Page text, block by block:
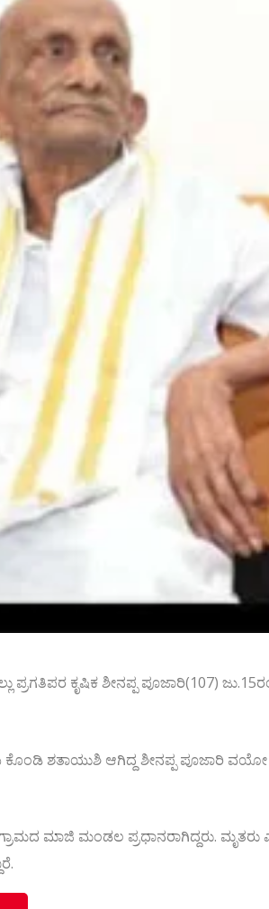
ಕೃಷಿಕ ಶೀನಪ್ಪ ಪೂಜಾರಿ(107)
ಶತಾಯುಶಿ ಆಗಿದ್ದ ಶೀನಪ್ಪ ಪೂಜಾರಿ
ಮಾಜಿ ಮಂಡಲ ಪ್ರಧಾನರಾಗಿದ್ದರು. ಮೃತರು